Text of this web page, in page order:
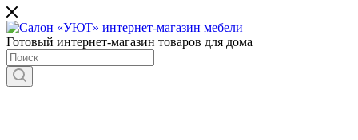
Готовый интернет-магазин товаров для дома